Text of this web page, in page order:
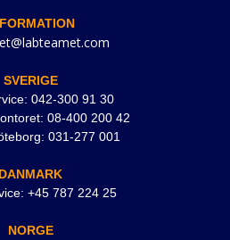
SVERIGE
042-300 91 30
08-400 200 42
031-277 001
DANMARK
+45 787 224 25
NORGE